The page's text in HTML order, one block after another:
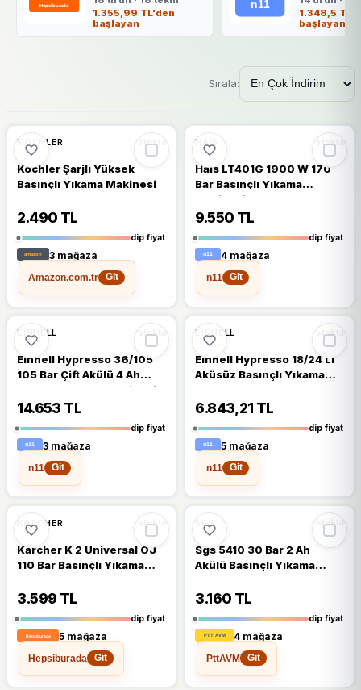
1.355,99 TL'den
başlayan
1.348,5
başlayan
Sırala:
%42 %42 DÜŞTÜ
KOCHLER stokta
Kochler Şarjlı Yüksek
Basınçlı Yıkama Makinesi
2.490 TL
dip fiyat
3 mağaza
Amazon.com.tr
Git
%43 %43 DÜŞTÜ
HAIS stokta
Hais LT401G 1900 W 170
Bar Basınçlı Yıkama
Makinesi
9.550 TL
dip fiyat
4 mağaza
n11
Git
%41 DÜŞTÜ
EINHELL stokta
Einhell Hypresso 36/105
105 Bar Çift Akülü 4 Ah
Basınçlı Yıkama Makinesi
14.653 TL
dip fiyat
3 mağaza
n11
Git
%38 DÜŞTÜ
EINHELL stokta
Einhell Hypresso 18/24 Li
Aküsüz Basınçlı Yıkama
6.843,21 TL
dip fiyat
5 mağaza
n11
Git
%36 %36 DÜŞTÜ
KARCHER stokta
Karcher K 2 Universal OJ
110 Bar Basınçlı Yıkama
3.599 TL
dip fiyat
5 mağaza
Hepsiburada
Git
%33 %33 DÜŞTÜ
SGS stokta
Sgs 5410 30 Bar 2 Ah
Akülü Basınçlı Yıkama
3.160 TL
dip fiyat
4 mağaza
PttAVM
Git